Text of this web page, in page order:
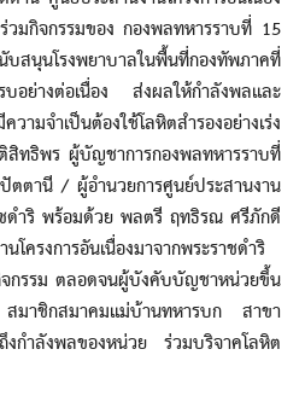
มกิจกรรมของ กองพลทหารราบที่ 15
บสนุนโรงพยาบาลในพื้นที่กองทัพภาคที่
อย่างต่อเนื่อง ส่งผลให้กำลังพลและ
ามจำเป็นต้องใช้โลหิตสำรองอย่างเร่ง
ทธิพร ผู้บัญชาการกองพลทหารราบที่
ตานี / ผู้อำนวยการศูนย์ประสานงาน
ชดำริ พร้อมด้วย พลตรี ฤทธิรณ ศรีภักดี
โครงการอันเนื่องมาจากพระราชดำริ
จกรรม ตลอดจนผู้บังคับบัญชาหน่วยขึ้น
าชิกสมาคมแม่บ้านทหารบก สาขา
ำลังพลของหน่วย ร่วมบริจาคโลหิต